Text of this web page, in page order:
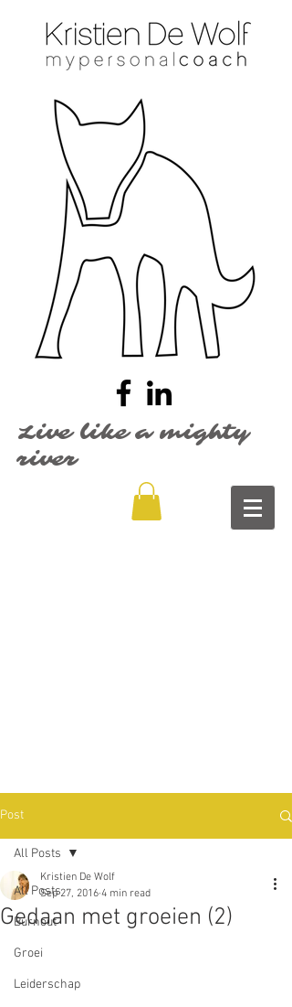
Live like a mighty
river
Post
All Posts
Burnout
Groei
Leiderschap
All Posts
Gedaan met groeien (2)
Kristien De Wolf
Sep 27, 2016 4 min read